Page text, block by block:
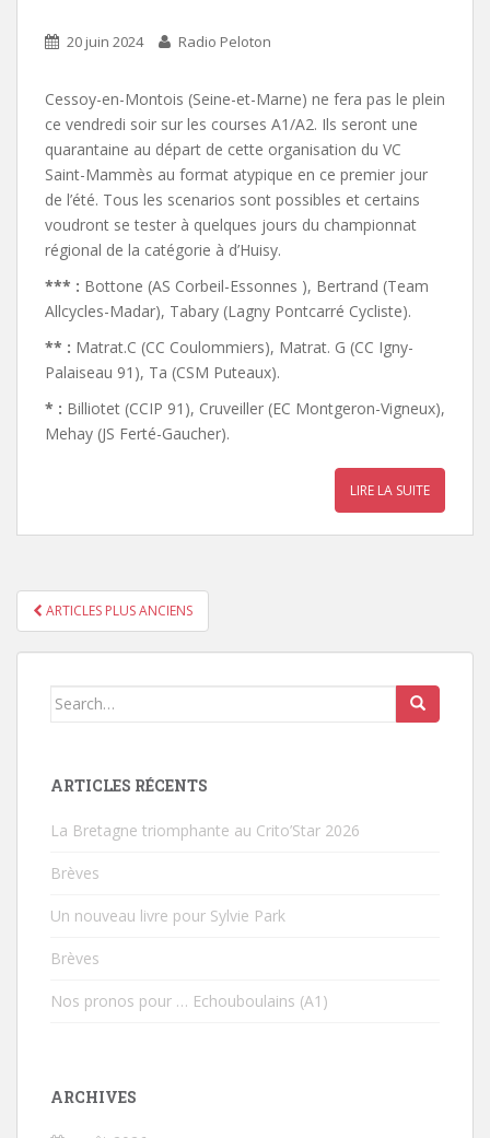
20 juin 2024 Radio Peloton
Cessoy-en-Montois (Seine-et-Marne) ne fera pas le plein
ce vendredi soir sur les courses A1/A2. Ils seront une
quarantaine au départ de cette organisation du VC
Saint-Mammès au format atypique en ce premier jour
de l’été. Tous les scenarios sont possibles et certains
voudront se tester à quelques jours du championnat
régional de la catégorie à d’Huisy.
*** : Bottone (AS Corbeil-Essonnes ), Bertrand (Team
Allcycles-Madar), Tabary (Lagny Pontcarré Cycliste).
** : Matrat.C (CC Coulommiers), Matrat. G (CC Igny-
Palaiseau 91), Ta (CSM Puteaux).
* : Billiotet (CCIP 91), Cruveiller (EC Montgeron-Vigneux),
Mehay (JS Ferté-Gaucher).
LIRE LA SUITE
PAGINATION DES ARTICLES
ARTICLES PLUS ANCIENS
Search for:
ARTICLES RÉCENTS
La Bretagne triomphante au Crito’Star 2026
Brèves
Un nouveau livre pour Sylvie Park
Brèves
Nos pronos pour … Echouboulains (A1)
ARCHIVES